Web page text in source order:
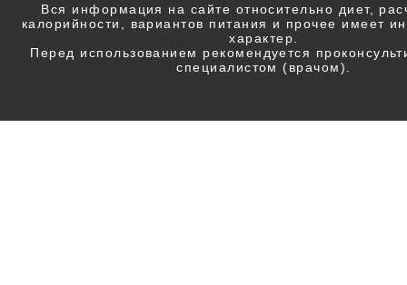
Вся информация на сайте относительно диет,
калорийности, вариантов питания и прочее имеет
характер.
Перед использованием рекомендуется
специалистом (врачом).